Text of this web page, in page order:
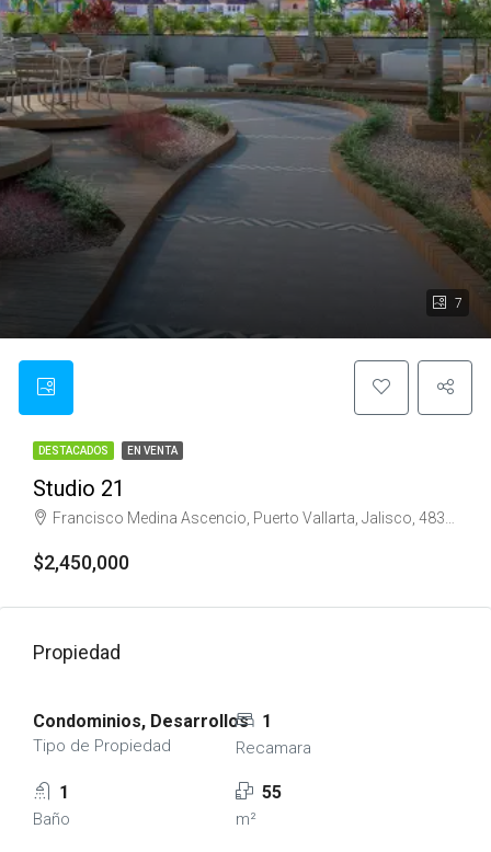
7
DESTACADOS EN VENTA
Studio 21
Francisco Medina Ascencio, Puerto Vallarta, Jalisco, 48300, México
$2,450,000
Propiedad
Condominios, Desarrollos
Tipo de Propiedad
1
Recamara
1
Baño
55
m²